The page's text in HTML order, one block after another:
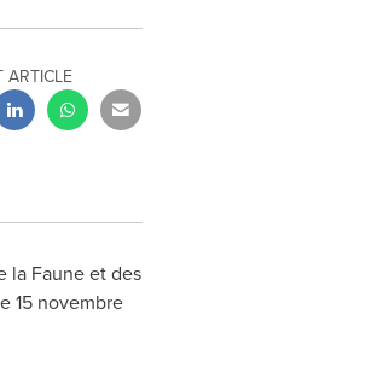
ARTICLE
la Faune et des
15 novembre